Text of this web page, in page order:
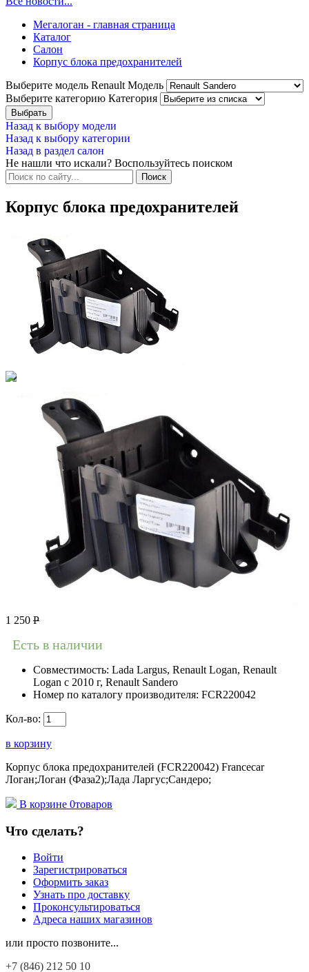
Мегалоган - главная страница
Каталог
Салон
Корпус блока предохранителей
Выберите модель Renault Модель
Выберите категорию Категория
Назад к выбору модели
Назад к выбору категории
Назад в раздел салон
Не нашли что искали? Воспользуйтесь поиском
Корпус блока предохранителей
1 250 Р
Есть в наличии
Совместимость: Lada Largus, Renault Logan, Renault
Logan c 2010 г, Renault Sandero
Номер по каталогу производителя: FCR220042
Кол-во:
в корзину
Корпус блока предохранителей (FCR220042) Francecar
Логан;Логан (Фаза2);Лада Ларгус;Сандеро;
В корзине 0товаров
Что сделать?
Войти
Зарегистрироваться
Оформить заказ
Узнать про доставку
Проконсультироваться
Адреса наших магазинов
или просто позвоните...
+7 (846) 212 50 10